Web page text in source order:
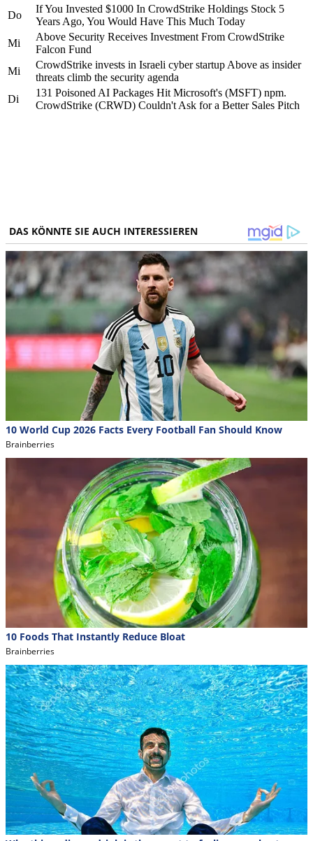
Do
If You Invested $1000 In CrowdStrike Holdings Stock 5
Years Ago, You Would Have This Much Today
Mi
Above Security Receives Investment From CrowdStrike
Falcon Fund
Mi
CrowdStrike invests in Israeli cyber startup Above as insider
threats climb the security agenda
Di
131 Poisoned AI Packages Hit Microsoft's (MSFT) npm.
CrowdStrike (CRWD) Couldn't Ask for a Better Sales Pitch